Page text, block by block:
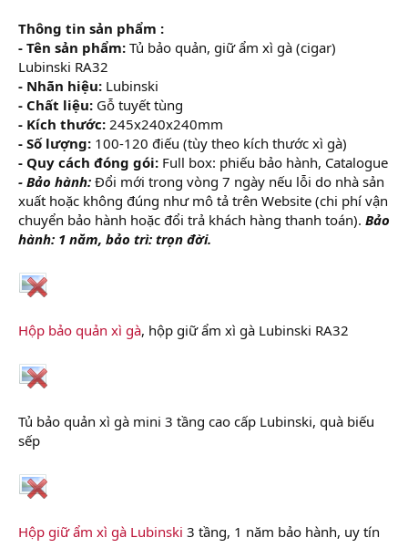
Thông tin sản phẩm :
- Tên sản phẩm: Tủ bảo quản, giữ ẩm xì gà (cigar)
Lubinski RA32
- Nhãn hiệu: Lubinski
- Chất liệu: Gỗ tuyết tùng
- Kích thước: 245x240x240mm
- Số lượng: 100-120 điếu (tùy theo kích thước xì gà)
- Quy cách đóng gói: Full box: phiếu bảo hành, Catalogue
- Bảo hành: Đổi mới trong vòng 7 ngày nếu lỗi do nhà sản
xuất hoặc không đúng như mô tả trên Website (chi phí vận
chuyển bảo hành hoặc đổi trả khách hàng thanh toán). Bảo
hành: 1 năm, bảo trì: trọn đời.
Hộp bảo quản xì gà, hộp giữ ẩm xì gà Lubinski RA32
Tủ bảo quản xì gà mini 3 tầng cao cấp Lubinski, quà biếu
sếp
Hộp giữ ẩm xì gà Lubinski 3 tầng, 1 năm bảo hành, uy tín